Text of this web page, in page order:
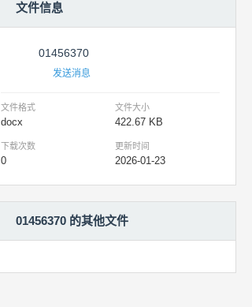
文件信息
01456370
发送消息
文件格式
docx
文件大小
422.67 KB
下载次数
0
更新时间
2026-01-23
01456370 的其他文件